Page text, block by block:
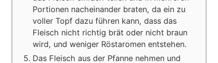
Portionen nacheinander braten, da ein zu
voller Topf dazu führen kann, dass das
Fleisch nicht richtig brät oder nicht braun
wird, und weniger Röstaromen entstehen.
Das Fleisch aus der Pfanne nehmen und